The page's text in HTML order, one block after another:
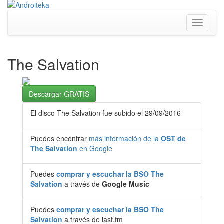
Toggle
The Salvation
Descargar GRATIS
El disco The Salvation fue subido el 29/09/2016
Puedes encontrar más información de la OST de
The Salvation en Google
Puedes comprar y escuchar la BSO The
Salvation a través de Google Music
Puedes comprar y escuchar la BSO The
Salvation a través de last.fm